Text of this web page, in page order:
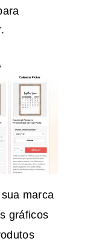
marca
gráficos